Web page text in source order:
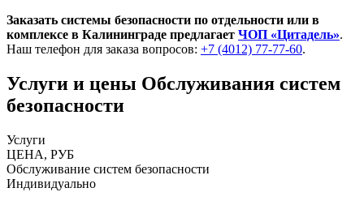
Заказать системы безопасности по отдельности или в
комплексе в Калининграде предлагает ЧОП «Цитадель».
Наш телефон для заказа вопросов: +7 (4012) 77-77-60.
Услуги и цены Обслуживания систем
безопасности
Услуги
ЦЕНА, РУБ
Обслуживание систем безопасности
Индивидуально